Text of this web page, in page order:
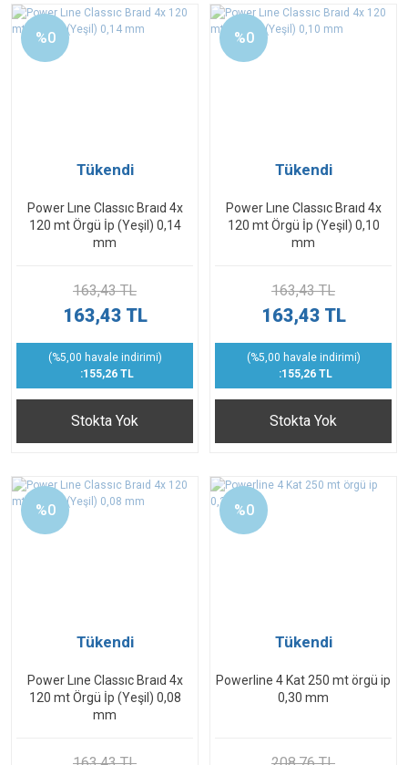
%0
Tükendi
Power Lıne Classıc Braıd 4x
120 mt Örgü İp (Yeşil) 0,14
mm
163,43 TL
163,43 TL
(%5,00 havale indirimi)
:155,26 TL
Stokta Yok
%0
Tükendi
Power Lıne Classıc Braıd 4x
120 mt Örgü İp (Yeşil) 0,10
mm
163,43 TL
163,43 TL
(%5,00 havale indirimi)
:155,26 TL
Stokta Yok
%0
Tükendi
Power Lıne Classıc Braıd 4x
120 mt Örgü İp (Yeşil) 0,08
mm
%0
Tükendi
Powerline 4 Kat 250 mt örgü ip
0,30 mm